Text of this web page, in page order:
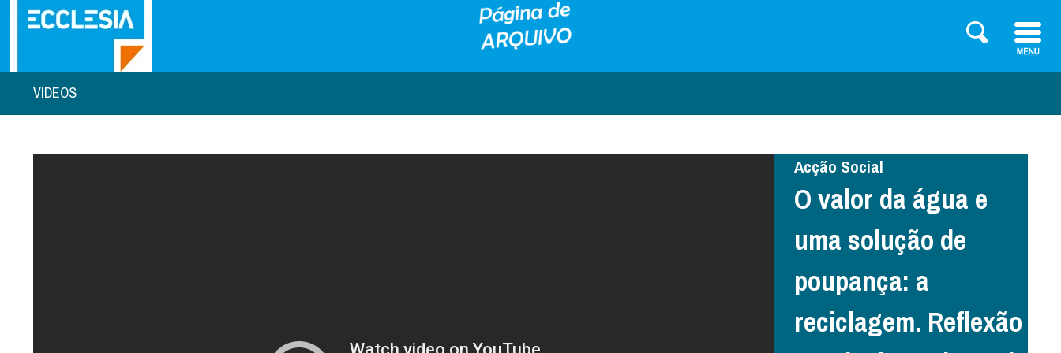
VIDEOS
Acção Social
O valor da água e
uma solução de
poupança: a
reciclagem. Reflexão